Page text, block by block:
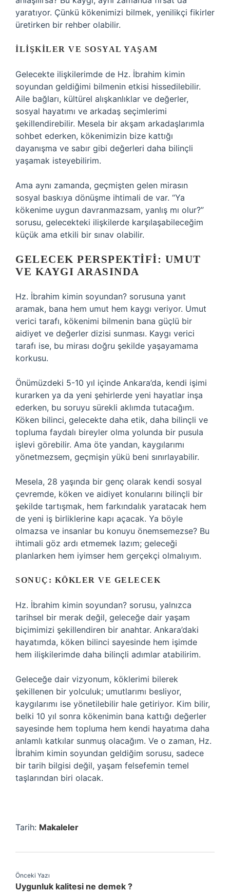
yaratıyor. Çünkü kökenimizi bilmek, yenilikçi fikirler
üretirken bir rehber olabilir.
İLIŞKILER VE SOSYAL YAŞAM
Gelecekte ilişkilerimde de Hz. İbrahim kimin
soyundan geldiğimi bilmenin etkisi hissedilebilir.
Aile bağları, kültürel alışkanlıklar ve değerler,
sosyal hayatımı ve arkadaş seçimlerimi
şekillendirebilir. Mesela bir akşam arkadaşlarımla
sohbet ederken, kökenimizin bize kattığı
dayanışma ve sabır gibi değerleri daha bilinçli
yaşamak isteyebilirim.
Ama aynı zamanda, geçmişten gelen mirasın
sosyal baskıya dönüşme ihtimali de var. “Ya
kökenime uygun davranmazsam, yanlış mı olur?”
sorusu, gelecekteki ilişkilerde karşılaşabileceğim
küçük ama etkili bir sınav olabilir.
GELECEK PERSPEKTIFI: UMUT
VE KAYGI ARASINDA
Hz. İbrahim kimin soyundan? sorusuna yanıt
aramak, bana hem umut hem kaygı veriyor. Umut
verici tarafı, kökenimi bilmenin bana güçlü bir
aidiyet ve değerler dizisi sunması. Kaygı verici
tarafı ise, bu mirası doğru şekilde yaşayamama
korkusu.
Önümüzdeki 5-10 yıl içinde Ankara’da, kendi işimi
kurarken ya da yeni şehirlerde yeni hayatlar inşa
ederken, bu soruyu sürekli aklımda tutacağım.
Köken bilinci, gelecekte daha etik, daha bilinçli ve
topluma faydalı bireyler olma yolunda bir pusula
işlevi görebilir. Ama öte yandan, kaygılarımı
yönetmezsem, geçmişin yükü beni sınırlayabilir.
Mesela, 28 yaşında bir genç olarak kendi sosyal
çevremde, köken ve aidiyet konularını bilinçli bir
şekilde tartışmak, hem farkındalık yaratacak hem
de yeni iş birliklerine kapı açacak. Ya böyle
olmazsa ve insanlar bu konuyu önemsemezse? Bu
ihtimali göz ardı etmemek lazım; geleceği
planlarken hem iyimser hem gerçekçi olmalıyım.
SONUÇ: KÖKLER VE GELECEK
Hz. İbrahim kimin soyundan? sorusu, yalnızca
tarihsel bir merak değil, geleceğe dair yaşam
biçimimizi şekillendiren bir anahtar. Ankara’daki
hayatımda, köken bilinci sayesinde hem işimde
hem ilişkilerimde daha bilinçli adımlar atabilirim.
Geleceğe dair vizyonum, köklerimi bilerek
şekillenen bir yolculuk; umutlarımı besliyor,
kaygılarımı ise yönetilebilir hale getiriyor. Kim bilir,
belki 10 yıl sonra kökenimin bana kattığı değerler
sayesinde hem topluma hem kendi hayatıma daha
anlamlı katkılar sunmuş olacağım. Ve o zaman, Hz.
İbrahim kimin soyundan geldiğim sorusu, sadece
bir tarih bilgisi değil, yaşam felsefemin temel
taşlarından biri olacak.
Tarih: Makaleler
Önceki Yazı
Uygunluk kalitesi ne demek ?